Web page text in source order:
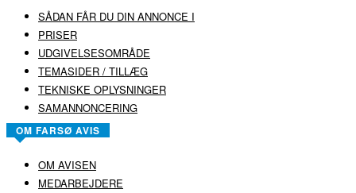
SÅDAN FÅR DU DIN ANNONCE I
PRISER
UDGIVELSESOMRÅDE
TEMASIDER / TILLÆG
TEKNISKE OPLYSNINGER
SAMANNONCERING
OM FARSØ AVIS
OM AVISEN
MEDARBEJDERE